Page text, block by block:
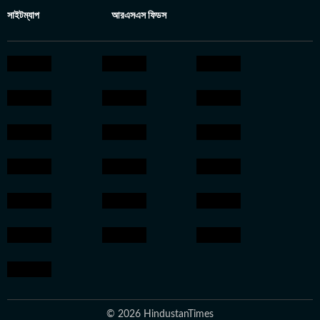
সাইটম্যাপ আরএসএস ফিডস
© 2026 HindustanTimes